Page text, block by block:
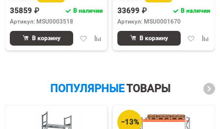
35859 ₽
В наличии
Артикул: MSU0003518
ДобавитьДобавить
В корзину
33699 ₽
В наличии
Артикул: MSU0001670
Добавить
В корзину
ПОПУЛЯРНЫЕТОВАРЫ
−13%